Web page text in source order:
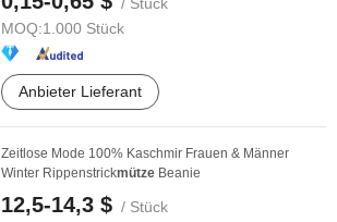
MOQ:1.000 Stück
Anbieter Lieferant
Zeitlose Mode 100% Kaschmir Frauen & Männer
Winter Rippenstrickmütze Beanie
12,5-14,3 $ / Stück